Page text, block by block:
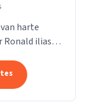
harte
Ronald ilias